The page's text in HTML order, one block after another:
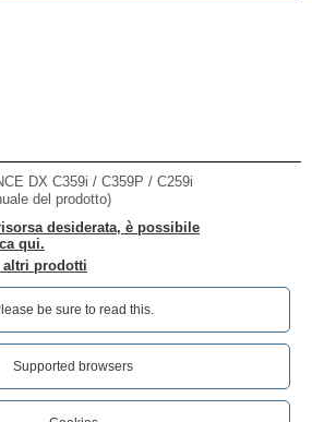
DX C359i / C359P / C259i
del prodotto)
desiderata, è possibile
qui.
altri prodotti
be sure to read this.‎
Supported browsers